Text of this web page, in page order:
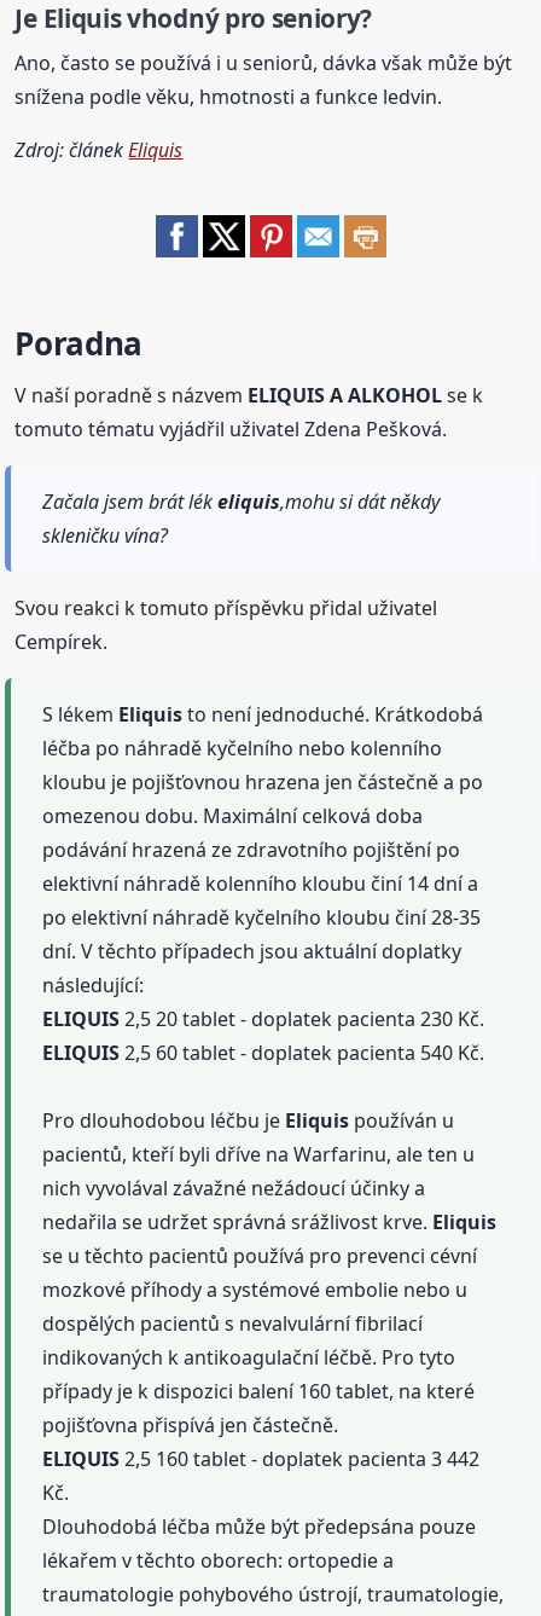
Je Eliquisvhodný pro seniory?
Ano, často se používá i u seniorů, dávka však může být
snížena podle věku, hmotnosti a funkce ledvin.
Zdroj: článekEliquis
Poradna
V naší poradně s názvem ELIQUIS A ALKOHOLse k
tomuto tématu vyjádřil uživatel Zdena Pešková.
Začala jsem brát lékeliquis,mohu si dát někdy
skleničku vína?
Svou reakci k tomuto příspěvku přidal uživatel
Cempírek.
S lékem Eliquisto není jednoduché. Krátkodobá
léčba po náhradě kyčelního nebo kolenního
kloubu je pojišťovnou hrazena jen částečně a po
omezenou dobu. Maximální celková doba
podávání hrazená ze zdravotního pojištění po
elektivní náhradě kolenního kloubu činí 14 dní a
po elektivní náhradě kyčelního kloubu činí 28-35
dní. V těchto případech jsou aktuální doplatky
následující:
ELIQUIS2,5 20 tablet - doplatek pacienta 230 Kč.
ELIQUIS2,5 60 tablet - doplatek pacienta 540 Kč.
Pro dlouhodobou léčbu je Eliquis používán u
pacientů, kteří byli dříve na Warfarinu, ale ten u
nich vyvolával závažné nežádoucí účinky a
nedařila se udržet správná srážlivost krve. Eliquis
se u těchto pacientů používá pro prevenci cévní
mozkové příhody a systémové embolie nebo u
dospělých pacientů s nevalvulární fibrilací
indikovaných k antikoagulační léčbě. Pro tyto
případy je k dispozici balení 160 tablet, na které
pojišťovna přispívá jen částečně.
ELIQUIS2,5 160 tablet - doplatek pacienta 3 442
Kč.
Dlouhodobá léčba může být předepsána pouze
lékařem v těchto oborech: ortopedie a
traumatologie pohybového ústrojí, traumatologie,